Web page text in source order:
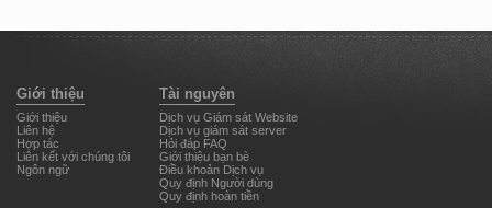
Giới thiệu
Giới thiệu
Liên hệ
Hợp tác
Liên kết với chúng tôi
Ngôn ngữ
Tài nguyên
Dịch vụ Giám sát Website
Dịch vụ giám sát server
Hỏi đáp FAQ
Giới thiệu bạn bè
Điều khoản Dịch vụ
Quy định Người dùng
Quy định hoàn tiền